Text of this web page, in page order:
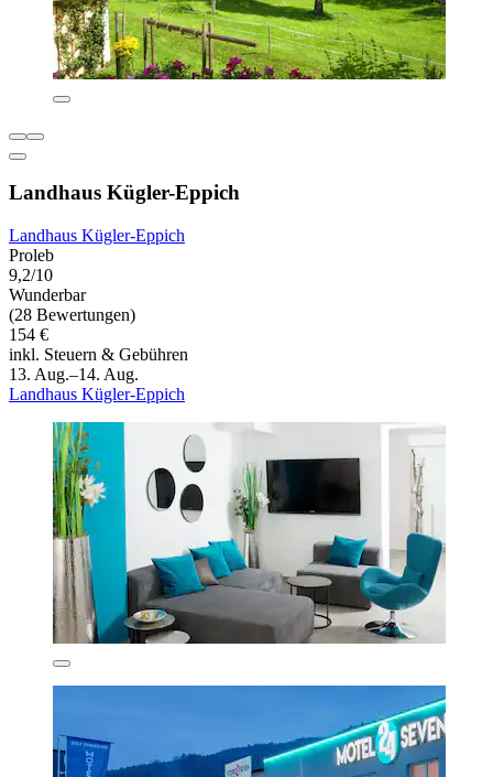
Landhaus Kügler-Eppich
Landhaus Kügler-Eppich
Proleb
9,2/10
Wunderbar
(28 Bewertungen)
154 €
inkl. Steuern & Gebühren
13. Aug.–14. Aug.
Landhaus Kügler-Eppich